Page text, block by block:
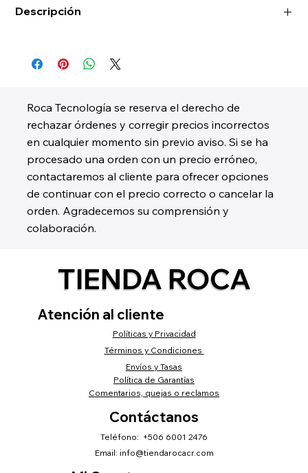
Roca Tecnología se reserva el derecho de
rechazar órdenes y corregir precios incorrectos
en cualquier momento sin previo aviso. Si se ha
procesado una orden con un precio erróneo,
contactaremos al cliente para ofrecer opciones
de continuar con el precio correcto o cancelar la
orden. Agradecemos su comprensión y
colaboración.
Descripción
TIENDA ROCA
Atención al cliente
Políticas y Privacidad
Términos y Condiciones
Envíos y Tasas
Política de Garantías
Comentarios, quejas o reclamos
Contáctanos
Teléfono: +506 6001 2476
Email: info@tiendarocacr.com